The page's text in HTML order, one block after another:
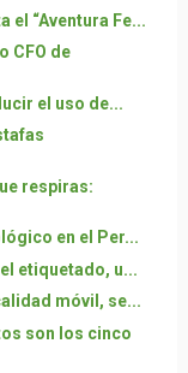
el “Aventura Fe...
CFO de
el uso de...
respiras:
en el Per...
etiquetado, u...
móvil, se...
son los cinco